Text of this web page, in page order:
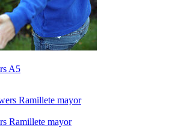
A5
Ramillete mayor